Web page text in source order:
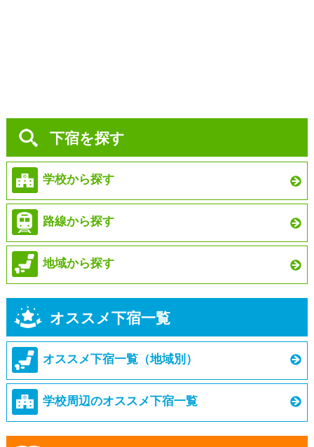
下宿を探す
学校から探す
路線から探す
地域から探す
オススメ下宿一覧
オススメ下宿一覧（地域別）
学校周辺のオススメ下宿一覧